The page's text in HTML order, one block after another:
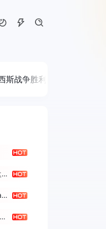
战争胜利70周年阅兵式）